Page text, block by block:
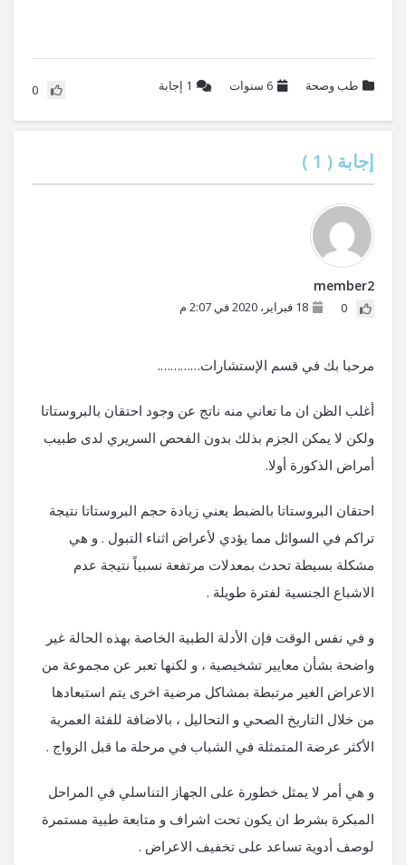
طب وصحة 6 سنوات 1 إجابة 0
إجابة ( 1
)
member2
0 18 فبراير، 2020 في 2:07 م
مرحبا بك في قسم الإستشارات………….
أغلب الظن ان ما تعاني منه ناتج عن وجود احتقان بالبروستاتا
ولكن لا يمكن الجزم بذلك بدون الفحص السريري لدى طبيب
أمراض الذكورة أولا.
احتقان البروستاتا بالضبط يعني زيادة حجم البروستاتا نتيجة
تراكم في السوائل مما يؤدي لأعراض اثناء التبول . و هي
مشكلة بسيطة تحدث بمعدلات مرتفعة نسبياً نتيجة عدم
الاشباع الجنسية لفترة طويلة .
و في نفس الوقت فإن الأدلة الطبية الخاصة بهذه الحالة غير
واضحة بشأن معايير تشخيصية ، و لكنها تعبر عن مجموعة من
الاعراض الغير مرتبطة بمشاكل مرضية اخرى يتم استبعادها
من خلال التاريخ الصحي و التحاليل ، بالاضافة للفئة العمرية
الأكثر عرضة المتمثلة في الشباب في مرحلة ما قبل الزواج .
و هي أمر لا يمثل خطورة على الجهاز التناسلي في المراحل
المبكرة بشرط ان يكون تحت اشراف و متابعة طبية مستمرة
لوصف أدوية تساعد على تخفيف الاعراض .